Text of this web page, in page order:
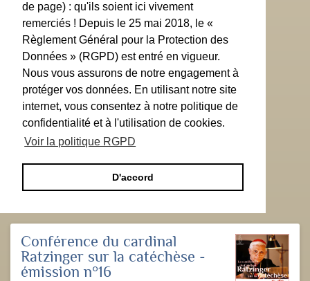
de page) : qu'ils soient ici vivement
remerciés ! Depuis le 25 mai 2018, le «
Règlement Général pour la Protection des
Données » (RGPD) est entré en vigueur.
Nous vous assurons de notre engagement à
protéger vos données. En utilisant notre site
internet, vous consentez à notre politique de
confidentialité et à l'utilisation de cookies.
Voir la politique RGPD
D'accord
Conférence du cardinal
Ratzinger sur la catéchèse -
émission n°16